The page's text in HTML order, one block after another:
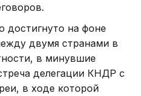
достигнуто на фоне
двумя странами в
в минувшие
делегации КНДР с
в ходе которой